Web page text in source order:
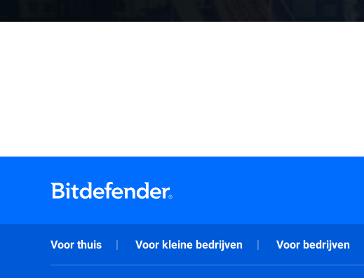
Voor thuis Voor kleine bedrijven Voor bedrijven